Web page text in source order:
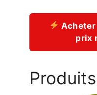
Acheter
prix